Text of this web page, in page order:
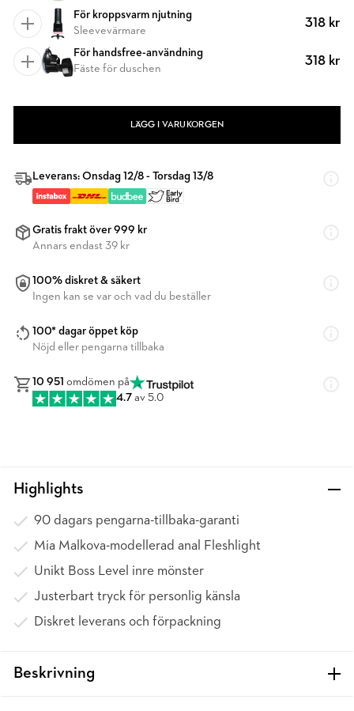
För kroppsvarm njutning
Sleevevärmare
318 kr
För handsfree-användning
Fäste för duschen
318 kr
LÄGG I VARUKORGEN
Leverans: Onsdag 12/8 - Torsdag 13/8
Gratis frakt över 999 kr
Annars endast 39 kr
100% diskret & säkert
Ingen kan se var och vad du beställer
100* dagar öppet köp
Nöjd eller pengarna tillbaka
10 951 omdömen på
4.7 av 5.0
Highlights
90 dagars pengarna-tillbaka-garanti
Mia Malkova-modellerad anal Fleshlight
Unikt Boss Level inre mönster
Justerbart tryck för personlig känsla
Diskret leverans och förpackning
Beskrivning